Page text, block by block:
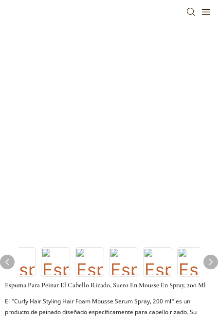
Espuma Para Peinar El Cabello Rizado, Suero En Mousse En Spray, 200 Ml
El "Curly Hair Styling Hair Foam Mousse Serum Spray, 200 ml" es un
producto de peinado diseñado específicamente para cabello rizado. Su